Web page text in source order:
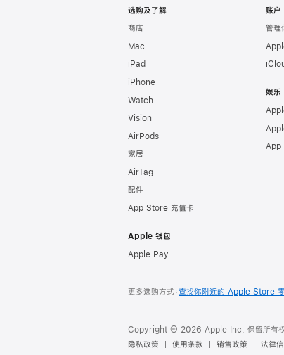
选购及了解
商店
Mac
iPad
iPhone
Watch
Vision
AirPods
家居
AirTag
配件
App Store 充值卡
Apple 钱包
Apple Pay
账户
管理
娱乐
App
更多选购方式：查找你附近的 Apple Store
Copyright © 2026 Apple Inc. 保留所有权
隐私政策
使用条款 销售政策 法律